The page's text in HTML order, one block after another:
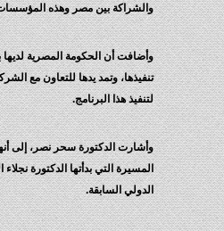
والشراكة بين مصر وهذه المؤسسات
وأضافت أن الحكومة المصرية لديها
تنفيذها، وتمد يدها للتعاون مع الشركاء
لتنفيذ هذا البرنامج.
وأشارت الدكتورة سحر نصر، إلى أنها
المسيرة التي بدأتها الدكتورة نجلاء
الدولي السابقة.